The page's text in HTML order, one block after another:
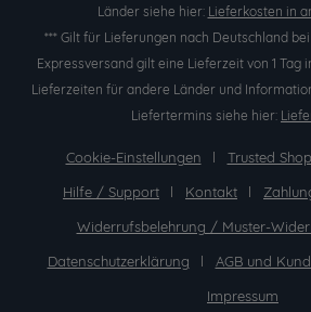
Länder siehe hier: Lieferkosten in
*** Gilt für Lieferungen nach Deutschland
Expressversand gilt eine Lieferzeit von 1 Tag
Lieferzeiten für andere Länder und
Liefertermins siehe hier:
Cookie-Einstellungen Trusted
Hilfe / Support
Kontakt
Widerrufsbelehrung / Muster-
Datenschutzerklärung
AGB und
Impressum